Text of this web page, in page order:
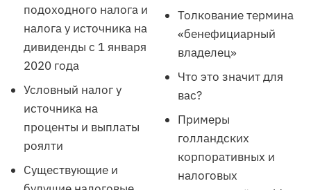
подоходного налога и
налога у источника на
дивиденды с 1 января
2020 года
Условный налог у
источника на
проценты и выплаты
роялти
Существующие и
Толкование термина
«бенефициарный
владелец»
Что это значит для
вас?
Примеры
голландских
корпоративных и
налоговых